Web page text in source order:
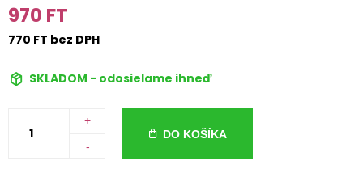
970 FT
770 FT bez DPH
SKLADOM - odosielame ihneď
+
-
DO KOŠÍKA